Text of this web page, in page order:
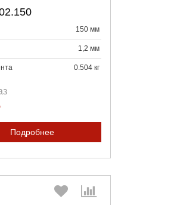
150 мм
1,2 мм
0.504 кг
Подробнее